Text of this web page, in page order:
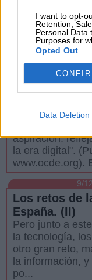
I want to opt-
Retention,
Personal Data
Purposes for
Opted Out
Data Deletion
científicas
estar sujetas a
evidencias
interés las...
10/
Las personas
Como dice el
aspiración:
la era digital".
www.ocde.org).
9/12
Los retos de
España. (II)
Pero junto a
la tecnología,
otro gran reto,
la información,
po...